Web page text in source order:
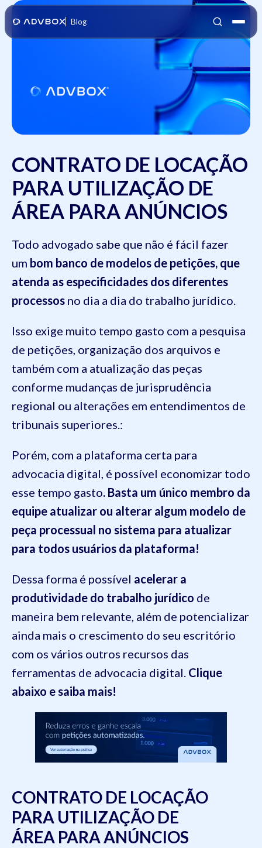
Blog
CONTRATO DE LOCAÇÃO
PARA UTILIZAÇÃO DE
ÁREA PARA ANÚNCIOS
Todo advogado sabe que não é fácil fazer
um bom banco de modelos de petições, que
atenda as especificidades dos diferentes
processos no dia a dia do trabalho jurídico.
Isso exige muito tempo gasto com a pesquisa
de petições, organização dos arquivos e
também com a atualização das peças
conforme mudanças de jurisprudência
regional ou alterações em entendimentos de
tribunais superiores.:
Porém, com a plataforma certa para
advocacia digital, é possível economizar todo
esse tempo gasto. Basta um único membro da
equipe atualizar ou alterar algum modelo de
peça processual no sistema para atualizar
para todos usuários da plataforma!
Dessa forma é possível acelerar a
produtividade do trabalho jurídico de
maneira bem relevante, além de potencializar
ainda mais o crescimento do seu escritório
com os vários outros recursos das
ferramentas de advocacia digital. Clique
abaixo e saiba mais!
CONTRATO DE LOCAÇÃO
PARA UTILIZAÇÃO DE
ÁREA PARA ANÚNCIOS